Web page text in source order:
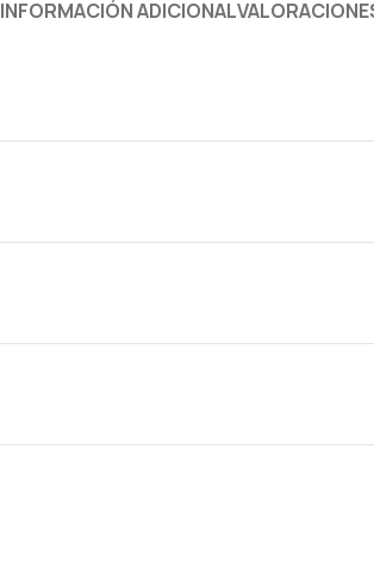
INFORMACIÓN ADICIONAL